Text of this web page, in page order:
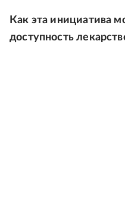
Как эта инициатива
доступность